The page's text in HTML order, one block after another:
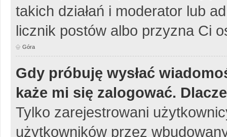
takich działań i moderator lub
licznik postów albo przyzna Ci
Góra
Gdy próbuję wysłać
każe mi się zalogować.
Tylko zarejestrowani
użytkowników przez